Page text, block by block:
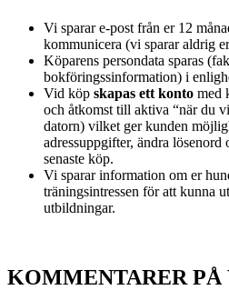
Vi sparar e-post från er 12
kommunicera (vi sparar aldrig
Köparens persondata sparas
bokföringssinformation) i
Vid köp skapas ett konto med
och åtkomst till aktiva “när du
datorn) vilket ger kunden
adressuppgifter, ändra
senaste köp.
Vi sparar information om er
träningsintressen för att kunna
utbildningar.
KOMMENTARER PÅ